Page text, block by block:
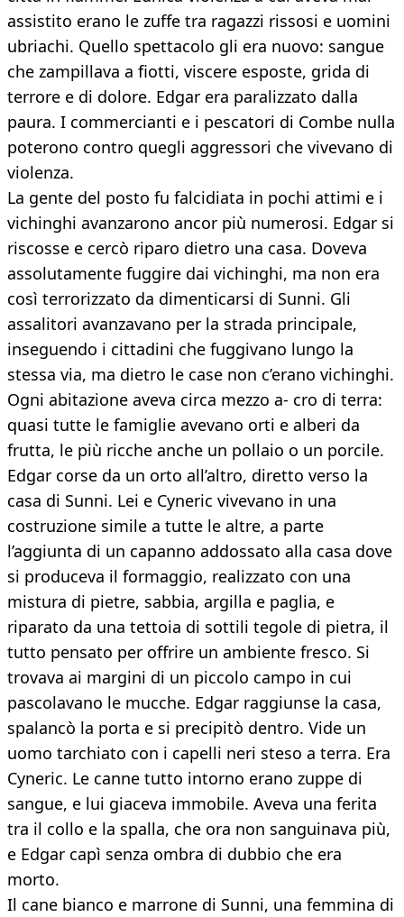
assistito erano le zuffe tra ragazzi rissosi e uomini
ubriachi. Quello spettacolo gli era nuovo: sangue
che zampillava a fiotti, viscere esposte, grida di
terrore e di dolore. Edgar era paralizzato dalla
paura. I commercianti e i pescatori di Combe nulla
poterono contro quegli aggressori che vivevano di
violenza.
La gente del posto fu falcidiata in pochi attimi e i
vichinghi avanzarono ancor più numerosi. Edgar si
riscosse e cercò riparo dietro una casa. Doveva
assolutamente fuggire dai vichinghi, ma non era
così terrorizzato da dimenticarsi di Sunni. Gli
assalitori avanzavano per la strada principale,
inseguendo i cittadini che fuggivano lungo la
stessa via, ma dietro le case non c’erano vichinghi.
Ogni abitazione aveva circa mezzo a- cro di terra:
quasi tutte le famiglie avevano orti e alberi da
frutta, le più ricche anche un pollaio o un porcile.
Edgar corse da un orto all’altro, diretto verso la
casa di Sunni. Lei e Cyneric vivevano in una
costruzione simile a tutte le altre, a parte
l’aggiunta di un capanno addossato alla casa dove
si produceva il formaggio, realizzato con una
mistura di pietre, sabbia, argilla e paglia, e
riparato da una tettoia di sottili tegole di pietra, il
tutto pensato per offrire un ambiente fresco. Si
trovava ai margini di un piccolo campo in cui
pascolavano le mucche. Edgar raggiunse la casa,
spalancò la porta e si precipitò dentro. Vide un
uomo tarchiato con i capelli neri steso a terra. Era
Cyneric. Le canne tutto intorno erano zuppe di
sangue, e lui giaceva immobile. Aveva una ferita
tra il collo e la spalla, che ora non sanguinava più,
e Edgar capì senza ombra di dubbio che era
morto.
Il cane bianco e marrone di Sunni, una femmina di